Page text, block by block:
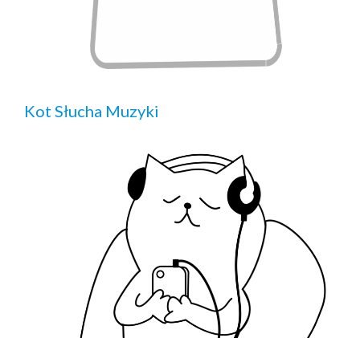
Kot Słucha Muzyki